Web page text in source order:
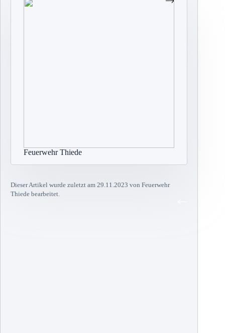
Feuerwehr Thiede
Dieser Artikel wurde zuletzt am 29.11.2023 von Feuerwehr
Thiede bearbeitet.